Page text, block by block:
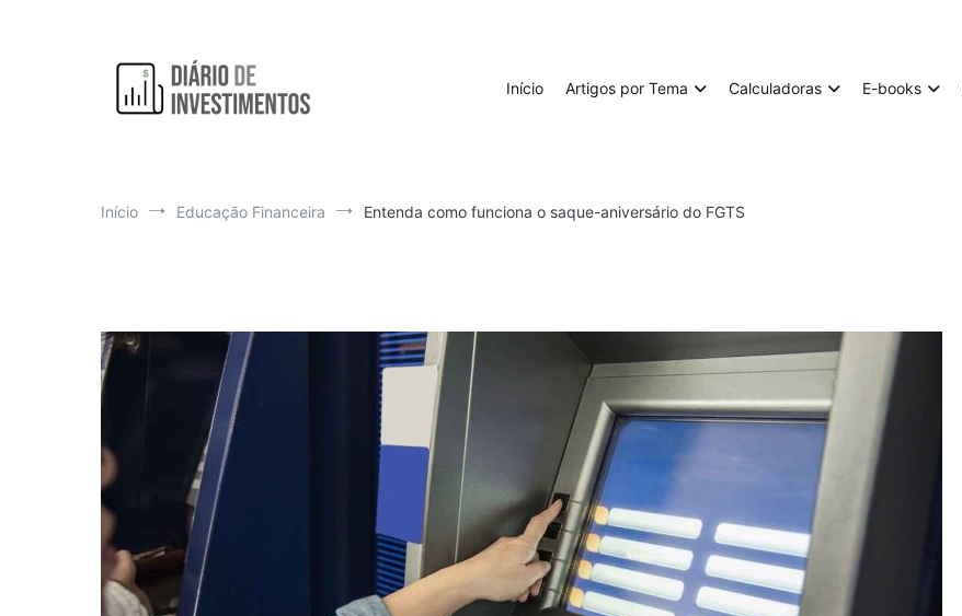
Início Artigos por Tema Calculadoras E-books
Início Educação Financeira Entenda como funciona o saque-aniversário do FGTS